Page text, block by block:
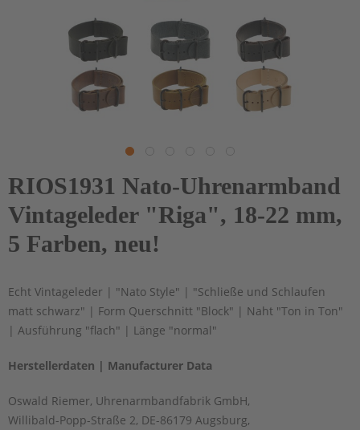
RIOS1931 Nato-Uhrenarmband
Vintageleder "Riga", 18-22 mm,
5 Farben, neu!
Echt Vintageleder | "Nato Style" | "Schließe und Schlaufen
matt schwarz" | Form Querschnitt "Block" | Naht "Ton in Ton"
| Ausführung "flach" | Länge "normal"
Herstellerdaten | Manufacturer Data
Oswald Riemer, Uhrenarmbandfabrik GmbH,
Willibald-Popp-Straße 2, DE-86179 Augsburg,